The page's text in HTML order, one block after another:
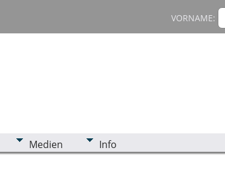
VORNAME:
Medien Info